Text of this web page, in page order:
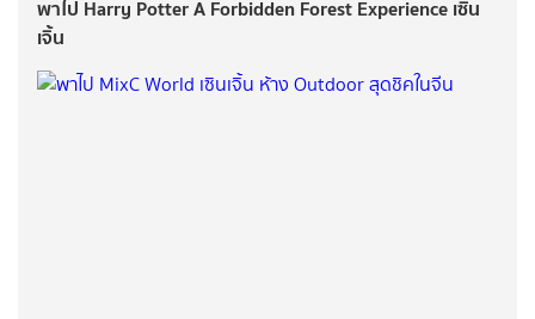
พาไป Harry Potter A Forbidden Forest Experience เซิน
เจิ้น